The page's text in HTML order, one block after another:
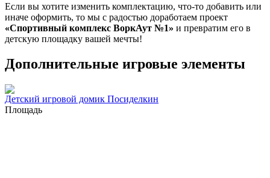
Если вы хотите изменить комплектацию, что-то добавить или
иначе оформить, то мы с радостью доработаем проект
«Спортивный комплекс ВоркАут №1» и превратим его в
детскую площадку вашей мечты!
Дополнительные игровые элементы
Детский игровой домик Посиделкин
Площадь